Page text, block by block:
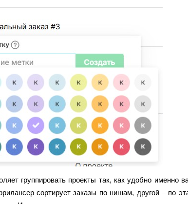
группировать проекты так, как удобно именно
сортирует заказы по нишам, другой – по